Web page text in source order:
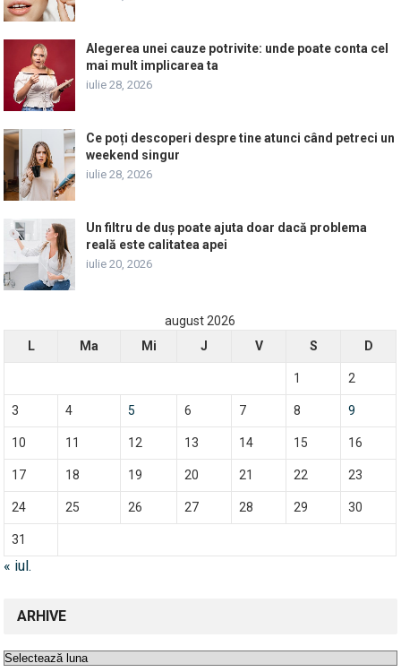
Alegerea unei cauze potrivite: unde poate conta cel
mai mult implicarea ta
iulie 28, 2026
Ce poți descoperi despre tine atunci când petreci un
weekend singur
iulie 28, 2026
Un filtru de duș poate ajuta doar dacă problema
reală este calitatea apei
iulie 20, 2026
august 2026
L
Ma Mi J V S D
1 2
3 4 5 6 7 8 9
10 11 12 13 14 15 16
17 18 19 20 21 22 23
24 25 26 27 28 29 30
31
« iul.
ARHIVE
Arhive